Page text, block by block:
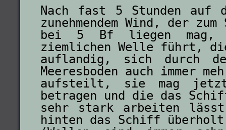
Nach fast 5 Stunden auf
zunehmendem Wind, der zum
bei 5 Bf liegen mag,
ziemlichen Welle führt,
auflandig, sich durch
Meeresboden auch immer
aufsteilt, sie mag
betragen und die das
sehr stark arbeiten
hinten das Schiff überholt